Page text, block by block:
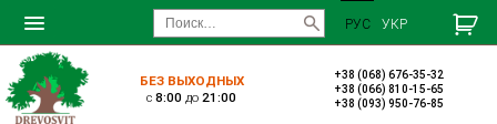
РУС УКР
БЕЗ ВЫХОДНЫХ
c8:00 до21:00
+38 (068) 676-35-32
+38 (066) 810-15-65
+38 (093) 950-76-85